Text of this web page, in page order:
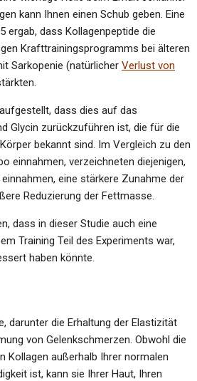
kann Ihnen einen Schub geben. Eine
ergab, dass Kollagenpeptide die
Krafttrainingsprogramms bei älteren
Sarkopenie (natürlicher Verlust von
dass dies auf das
Glycin zurückzuführen ist, die für die
bekannt sind. Im Vergleich zu den
einnahmen, verzeichneten diejenigen,
eine stärkere Zunahme der
Reduzierung der Fettmasse.
dass in dieser Studie auch eine
Training Teil des Experiments war,
haben könnte.
darunter die Erhaltung der Elastizität
von Gelenkschmerzen. Obwohl die
Kollagen außerhalb Ihrer normalen
ist, kann sie Ihrer Haut, Ihren